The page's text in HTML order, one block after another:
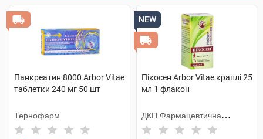
Панкреатин 8000 Arbor Vitae
таблетки 240 мг 50 шт
Тернофарм
NEW
Пікосен Arbor Vitae краплі 25
мл 1 флакон
ДКП Фармацевтична
фабрика